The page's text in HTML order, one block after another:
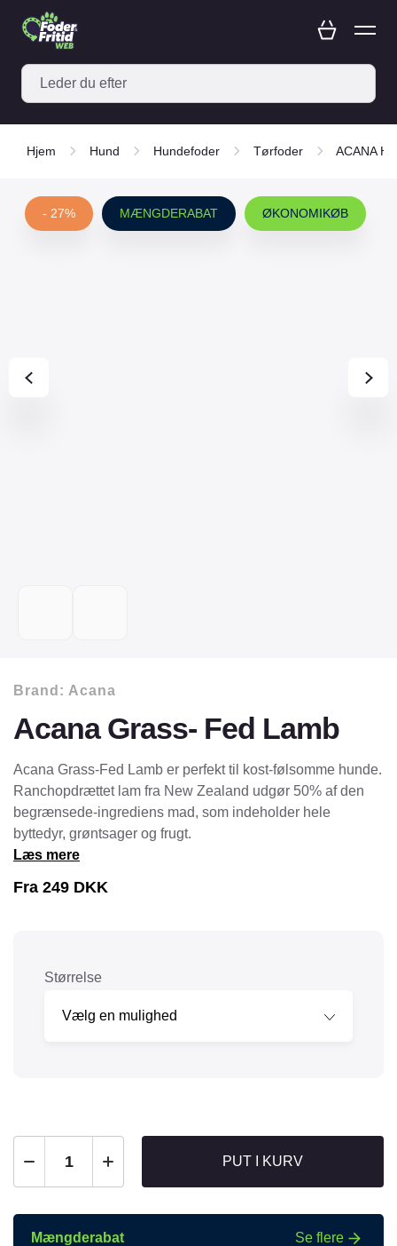
Hjem Hund Hundefoder Tørfoder ACANA
- 27% MÆNGDERABAT ØKONOMIKØB
Brand: Acana
Acana Grass- Fed Lamb
Acana Grass-Fed Lamb er perfekt til kost-følsomme hunde.
Ranchopdrættet lam fra New Zealand udgør 50% af den
begrænsede-ingrediens mad, som indeholder hele
byttedyr, grøntsager og frugt.
Læs mere
Fra 249 DKK
Størrelse
PUT I KURV
Mængderabat Se flere